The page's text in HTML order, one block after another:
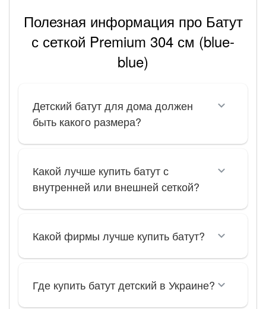
Полезная информация про Батут
с сеткой Premium 304 см (blue-
blue)
Детский батут для дома должен
быть какого размера?
Какой лучше купить батут с
внутренней или внешней сеткой?
Какой фирмы лучше купить батут?
Где купить батут детский в Украине?